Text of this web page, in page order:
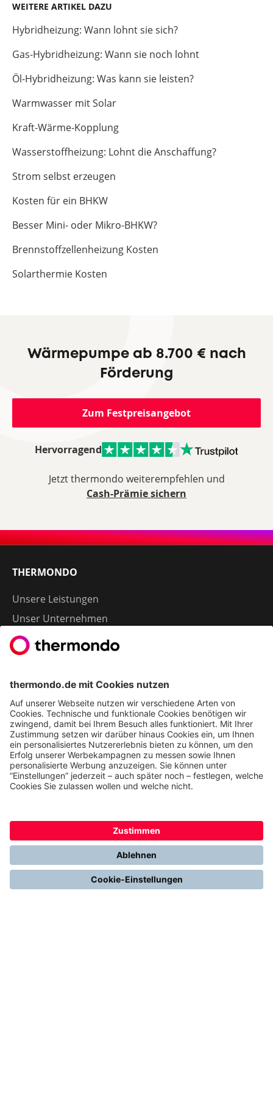
WEITERE ARTIKEL DAZU
Hybridheizung: Wann lohnt sie sich?
Gas-Hybridheizung: Wann sie noch lohnt
Öl-Hybridheizung: Was kann sie leisten?
Warmwasser mit Solar
Kraft-Wärme-Kopplung
Wasserstoffheizung: Lohnt die Anschaffung?
Strom selbst erzeugen
Kosten für ein BHKW
Besser Mini- oder Mikro-BHKW?
Brennstoffzellenheizung Kosten
Solarthermie Kosten
Wärmepumpe ab 8.700 € nach
Förderung
Zum Festpreisangebot
Hervorragend
Jetzt thermondo weiterempfehlen und
Cash-Prämie sichern
THERMONDO
Unsere Leistungen
Unser Unternehmen
Presse
Karriere
Kundenservice & FAQ
Erfahrungen & Storys unserer Kunden
Freunde empfehlen: 300 € Prämie sichern
Ethics & Compliance bei thermondo
FÜR SIE
Stromerzeugung mit Photovoltaik
Gesetze & Regelungen